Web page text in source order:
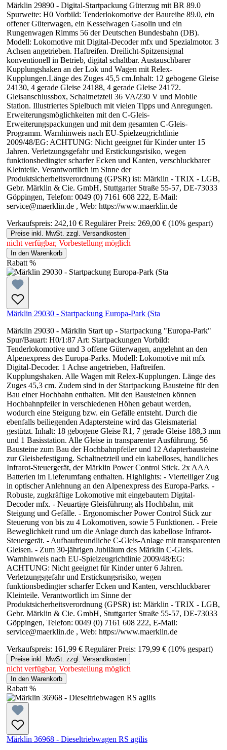
Märklin 29890 - Digital-Startpackung Güterzug mit BR 89.0
Spurweite: H0 Vorbild: Tenderlokomotive der Baureihe 89.0, ein
offener Güterwagen, ein Kesselwagen Gasolin und ein
Rungenwagen Rlmms 56 der Deutschen Bundesbahn (DB).
Modell: Lokomotive mit Digital-Decoder mfx und Spezialmotor. 3
Achsen angetrieben. Haftreifen. Dreilicht-Spitzensignal
konventionell in Betrieb, digital schaltbar. Austauschbarer
Kupplungshaken an der Lok und Wagen mit Relex-
Kupplungen.Länge des Zuges 45,5 cm.Inhalt: 12 gebogene Gleise
24130, 4 gerade Gleise 24188, 4 gerade Gleise 24172.
Gleisanschlussbox, Schaltnetzteil 36 VA/230 V und Mobile
Station. Illustriertes Spielbuch mit vielen Tipps und Anregungen.
Erweiterungsmöglichkeiten mit den C-Gleis-
Erweiterungspackungen und mit dem gesamten C-Gleis-
Programm. Warnhinweis nach EU-Spielzeugrichtlinie
2009/48/EG: ACHTUNG: Nicht geeignet für Kinder unter 15
Jahren. Verletzungsgefahr und Erstickungsrisiko, wegen
funktionsbedingter scharfer Ecken und Kanten, verschluckbarer
Kleinteile. Verantwortlich im Sinne der
Produktsicherheitsverordnung (GPSR) ist: Märklin - TRIX - LGB,
Gebr. Märklin & Cie. GmbH, Stuttgarter Straße 55-57, DE-73033
Göppingen, Telefon: 0049 (0) 7161 608 222, E-Mail:
service@maerklin.de , Web: https://www.maerklin.de
Verkaufspreis: 242,10 € Regulärer Preis: 269,00 € (10% gespart)
Preise inkl. MwSt. zzgl. Versandkosten
nicht verfügbar, Vorbestellung möglich
In den Warenkorb
Rabatt %
Märklin 29030 - Startpackung Europa-Park (Sta
Märklin 29030 - Märklin Start up - Startpackung "Europa-Park"
Spur/Bauart: H0/1:87 Art: Startpackungen Vorbild:
Tenderlokomotive und 3 offene Güterwagen, angelehnt an den
Alpenexpress des Europa-Parks. Modell: Lokomotive mit mfx
Digital-Decoder. 1 Achse angetrieben, Haftreifen.
Kupplungshaken. Alle Wagen mit Relex-Kupplungen. Länge des
Zuges 45,3 cm. Zudem sind in der Startpackung Bausteine für den
Bau einer Hochbahn enthalten. Mit den Bausteinen können
Hochbahnpfeiler in verschiedenen Höhen gebaut werden,
wodurch eine Steigung bzw. ein Gefälle entsteht. Durch die
ebenfalls beiliegenden Adaptersteine wird das Gleismaterial
gestützt. Inhalt: 18 gebogene Gleise R1, 7 gerade Gleise 188,3 mm
und 1 Basisstation. Alle Gleise in transparenter Ausführung. 56
Bausteine zum Bau der Hochbahnpfeiler und 12 Adapterbausteine
zur Gleisbefestigung. Schaltnetzteil und ein kabelloses, handliches
Infrarot-Steuergerät, der Märklin Power Control Stick. 2x AAA
Batterien im Lieferumfang enthalten. Highlights: - Vierteiliger Zug
in optischer Anlehnung an den Alpenexpress des Europa-Parks. -
Robuste, zugkräftige Lokomotive mit eingebautem Digital-
Decoder mfx. - Neuartige Gleisführung als Hochbahn, mit
Steigung und Gefälle. - Ergonomischer Power Control Stick zur
Steuerung von bis zu 4 Lokomotiven, sowie 5 Funktionen. - Freie
Beweglichkeit rund um die Anlage durch das kabellose Infrarot-
Steuergerät. - Aufbaufreundliche C-Gleis-Anlage mit transparenten
Gleisen. - Zum 30-jährigen Jubiläum des Märklin C-Gleis.
Warnhinweis nach EU-Spielzeugrichtlinie 2009/48/EG:
ACHTUNG: Nicht geeignet für Kinder unter 6 Jahren.
Verletzungsgefahr und Erstickungsrisiko, wegen
funktionsbedingter scharfer Ecken und Kanten, verschluckbarer
Kleinteile. Verantwortlich im Sinne der
Produktsicherheitsverordnung (GPSR) ist: Märklin - TRIX - LGB,
Gebr. Märklin & Cie. GmbH, Stuttgarter Straße 55-57, DE-73033
Göppingen, Telefon: 0049 (0) 7161 608 222, E-Mail:
service@maerklin.de , Web: https://www.maerklin.de
Verkaufspreis: 161,99 € Regulärer Preis: 179,99 € (10% gespart)
Preise inkl. MwSt. zzgl. Versandkosten
nicht verfügbar, Vorbestellung möglich
In den Warenkorb
Rabatt %
Märklin 36968 - Dieseltriebwagen RS agilis